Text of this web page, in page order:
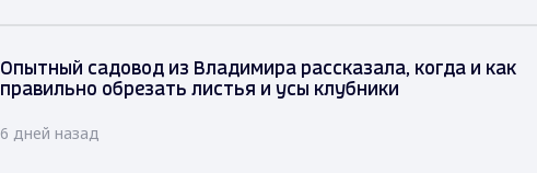
Опытный садовод из Владимира рассказала, когда и как
правильно обрезать листья и усы клубники
6 дней назад